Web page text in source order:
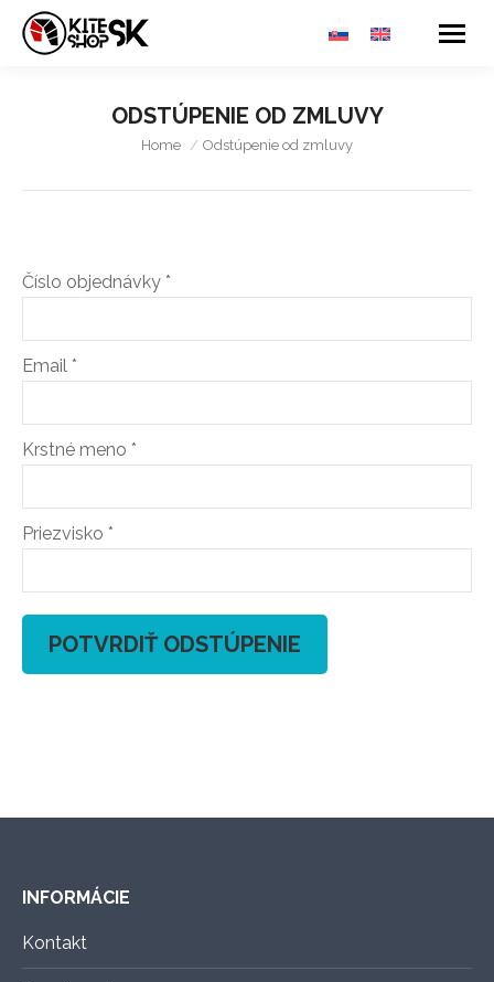
ODSTÚPENIE OD ZMLUVY
You are here:
Home Odstúpenie od zmluvy
Číslo objednávky *
Email *
Email
Krstné meno *
Priezvisko *
POTVRDIŤ ODSTÚPENIE
INFORMÁCIE
Kontakt